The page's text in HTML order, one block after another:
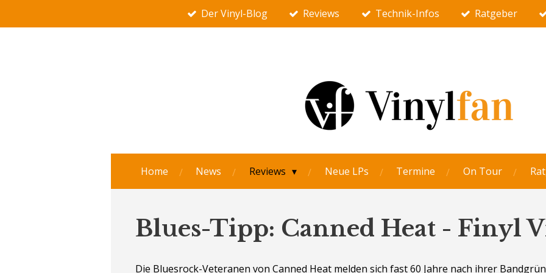
Hauptinhalt
Der Vinyl-Blog Reviews Technik-Infos Ratgeber
Home News Reviews Neue LPs Termine On Tour
Blues-Tipp: Canned Heat - Finyl
Die Bluesrock-Veteranen von Canned Heat melden sich fast 60 Jahre nach ihrer